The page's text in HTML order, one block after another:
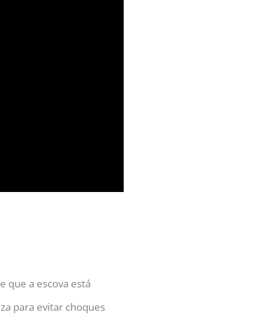
que a escova está
para evitar choques